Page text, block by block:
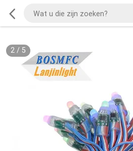
2/ 5